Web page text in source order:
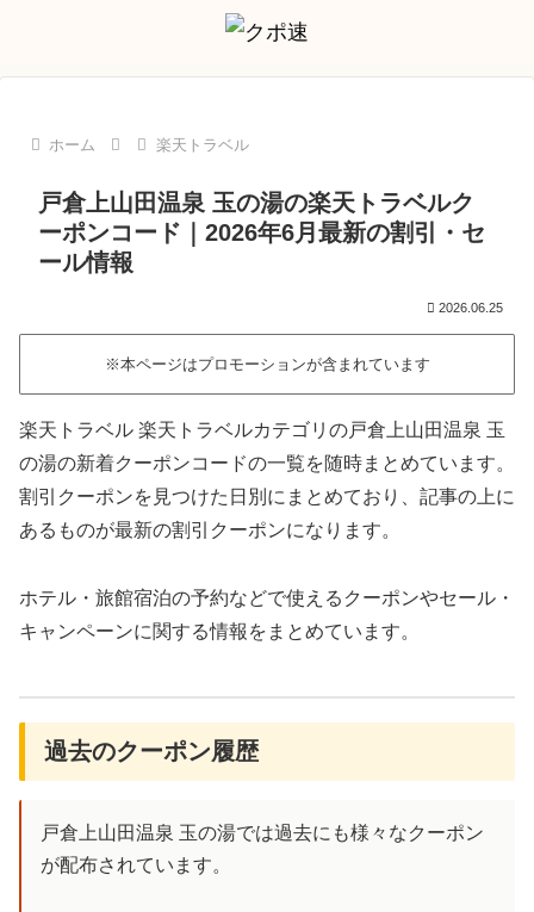
ホーム 楽天トラベル
戸倉上山田温泉 玉の湯の楽天トラベルク
ーポンコード｜2026年6月最新の割引・セ
ール情報
2026.06.25
※本ページはプロモーションが含まれています
楽天トラベル 楽天トラベルカテゴリの戸倉上山田温泉 玉
の湯の新着クーポンコードの一覧を随時まとめています。
割引クーポンを見つけた日別にまとめており、記事の上に
あるものが最新の割引クーポンになります。
ホテル・旅館宿泊の予約などで使えるクーポンやセール・
キャンペーンに関する情報をまとめています。
過去のクーポン履歴
戸倉上山田温泉 玉の湯では過去にも様々なクーポン
が配布されています。